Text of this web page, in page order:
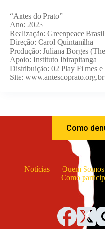
“Antes do Prato”
Ano: 2023
Realização: Greenpeace Brasil
Direção: Carol Quintanilha
Produção: Juliana Borges
Apoio: Instituto Ibirapitanga
Distribuição: 02 Play Filmes
Site: www.antesdoprato.org.br
Como
Notícias Quem Somos
Como